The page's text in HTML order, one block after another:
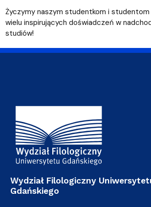
Życzymy naszym studentkom i studentom
wielu inspirujących doświadczeń w
studiów!
Adres Wydziału
Wydział Filologiczny
Gdańskiego